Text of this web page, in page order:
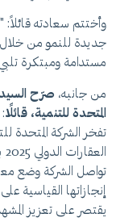
وأختتم سعادته
جديدة للنمو من خلال
مستدامة ومبتكرة
من جانبه، صرّح السيد
المتحدة للتنمية، قائلًا
تفخر الشركة المتحدة
تواصل الشركة وضع
إنجازاتها القياسية
يقتصر على تعزيز